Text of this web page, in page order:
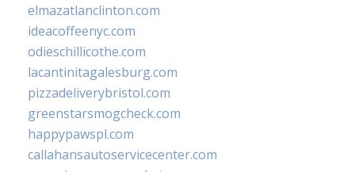
elmazatlanclinton.com
ideacoffeenyc.com
odieschillicothe.com
lacantinitagalesburg.com
pizzadeliverybristol.com
greenstarsmogcheck.com
happypawspl.com
callahansautoservicecenter.com